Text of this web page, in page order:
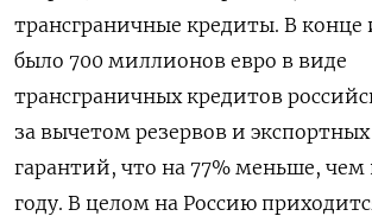
трансграничные кредиты. В конце
было 700 миллионов евро в виде
трансграничных кредитов
за вычетом резервов и
гарантий, что на 77% меньше,
году. В целом на Россию